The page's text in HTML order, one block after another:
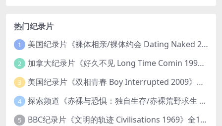
热门纪录片
1 美国纪录片《裸体相亲/裸体约会 Dating Naked 2014-2016》第1-3季全33集 英语中英双字 无水印纯净版 1080P/MKV/85.6G 裸体相亲真人秀
2 加拿大纪录片《好久不见 Long Time Comin 1993》英语中英双字 官方纯净版 1080P/MKV/1G 女同性艺术家
3 美国纪录片《双相青春 Boy Interrupted 2009》英语中英双字 官方纯净版 1080P/MKV/1.43G 青少年躁郁症
4 探索频道《赤裸与恐惧：独自生存/赤裸荒野求生 Naked and Afraid: Solo 2023》第一季全8集 英语中英双字 官方纯净版 高码1080P/MKV/45.4G
5 BBC纪录片《文明的轨迹 Civilisations 1969》全13集 英语中英双字 高清收藏版 1080P/MKV/64.1G 西方艺术史话